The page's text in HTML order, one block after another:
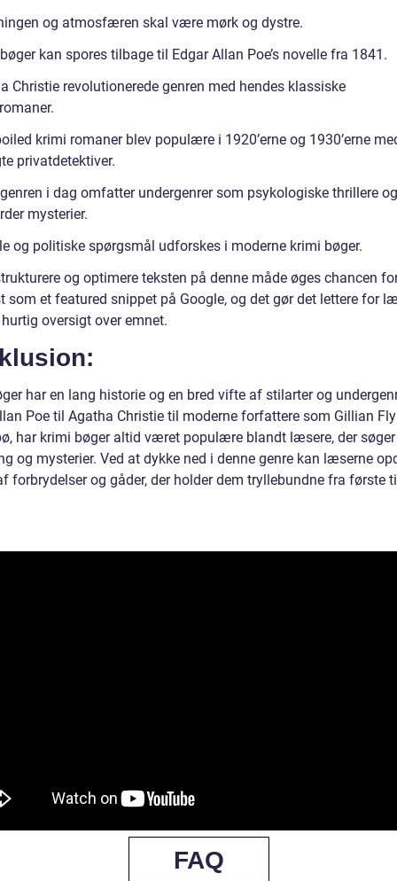
og atmosfæren skal være mørk og dystre.
kan spores tilbage til Edgar Allan Poe’s novelle fra 1841.
Christie revolutionerede genren med hendes klassiske
krimi romaner blev populære i 1920’erne og 1930’erne
privatdetektiver.
i dag omfatter undergenrer som psykologiske thrillere og
mysterier.
og politiske spørgsmål udforskes i moderne krimi bøger.
og optimere teksten på denne måde øges chancen
som et featured snippet på Google, og det gør det lettere for
oversigt over emnet.
har en lang historie og en bred vifte af stilarter og
Poe til Agatha Christie til moderne forfattere som Gillian
har krimi bøger altid været populære blandt læsere, der søger
og mysterier. Ved at dykke ned i denne genre kan læserne
forbrydelser og gåder, der holder dem tryllebundne fra første
FAQ